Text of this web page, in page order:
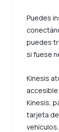
Puedes
puedes
si fuese
Kinesis
accesible
Kinesis,
tarjeta